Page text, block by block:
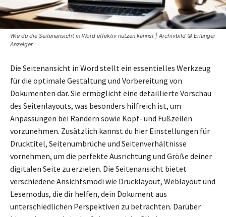
Wie du die Seitenansicht in Word effektiv nutzen kannst | Archivbild © Erlanger
Anzeiger
Die Seitenansicht in Word stellt ein essentielles Werkzeug
für die optimale Gestaltung und Vorbereitung von
Dokumenten dar. Sie ermöglicht eine detaillierte Vorschau
des Seitenlayouts, was besonders hilfreich ist, um
Anpassungen bei Rändern sowie Kopf- und Fußzeilen
vorzunehmen. Zusätzlich kannst du hier Einstellungen für
Drucktitel, Seitenumbrüche und Seitenverhältnisse
vornehmen, um die perfekte Ausrichtung und Größe deiner
digitalen Seite zu erzielen. Die Seitenansicht bietet
verschiedene Ansichtsmodi wie Drucklayout, Weblayout und
Lesemodus, die dir helfen, dein Dokument aus
unterschiedlichen Perspektiven zu betrachten. Darüber